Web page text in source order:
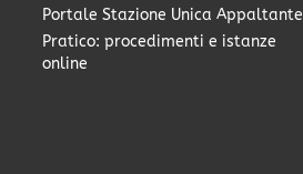
Portale Stazione Unica Appaltante
Pratico: procedimenti e istanze
online